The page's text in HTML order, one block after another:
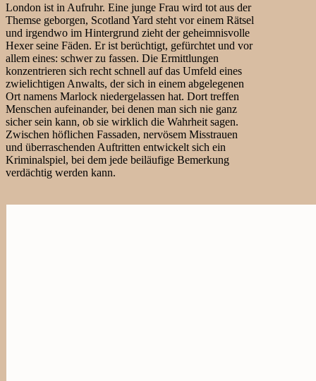
London ist in Aufruhr. Eine junge Frau wird tot aus der
Themse geborgen, Scotland Yard steht vor einem Rätsel
und irgendwo im Hintergrund zieht der geheimnisvolle
Hexer seine Fäden. Er ist berüchtigt, gefürchtet und vor
allem eines: schwer zu fassen. Die Ermittlungen
konzentrieren sich recht schnell auf das Umfeld eines
zwielichtigen Anwalts, der sich in einem abgelegenen
Ort namens Marlock niedergelassen hat. Dort treffen
Menschen aufeinander, bei denen man sich nie ganz
sicher sein kann, ob sie wirklich die Wahrheit sagen.
Zwischen höflichen Fassaden, nervösem Misstrauen
und überraschenden Auftritten entwickelt sich ein
Kriminalspiel, bei dem jede beiläufige Bemerkung
verdächtig werden kann.